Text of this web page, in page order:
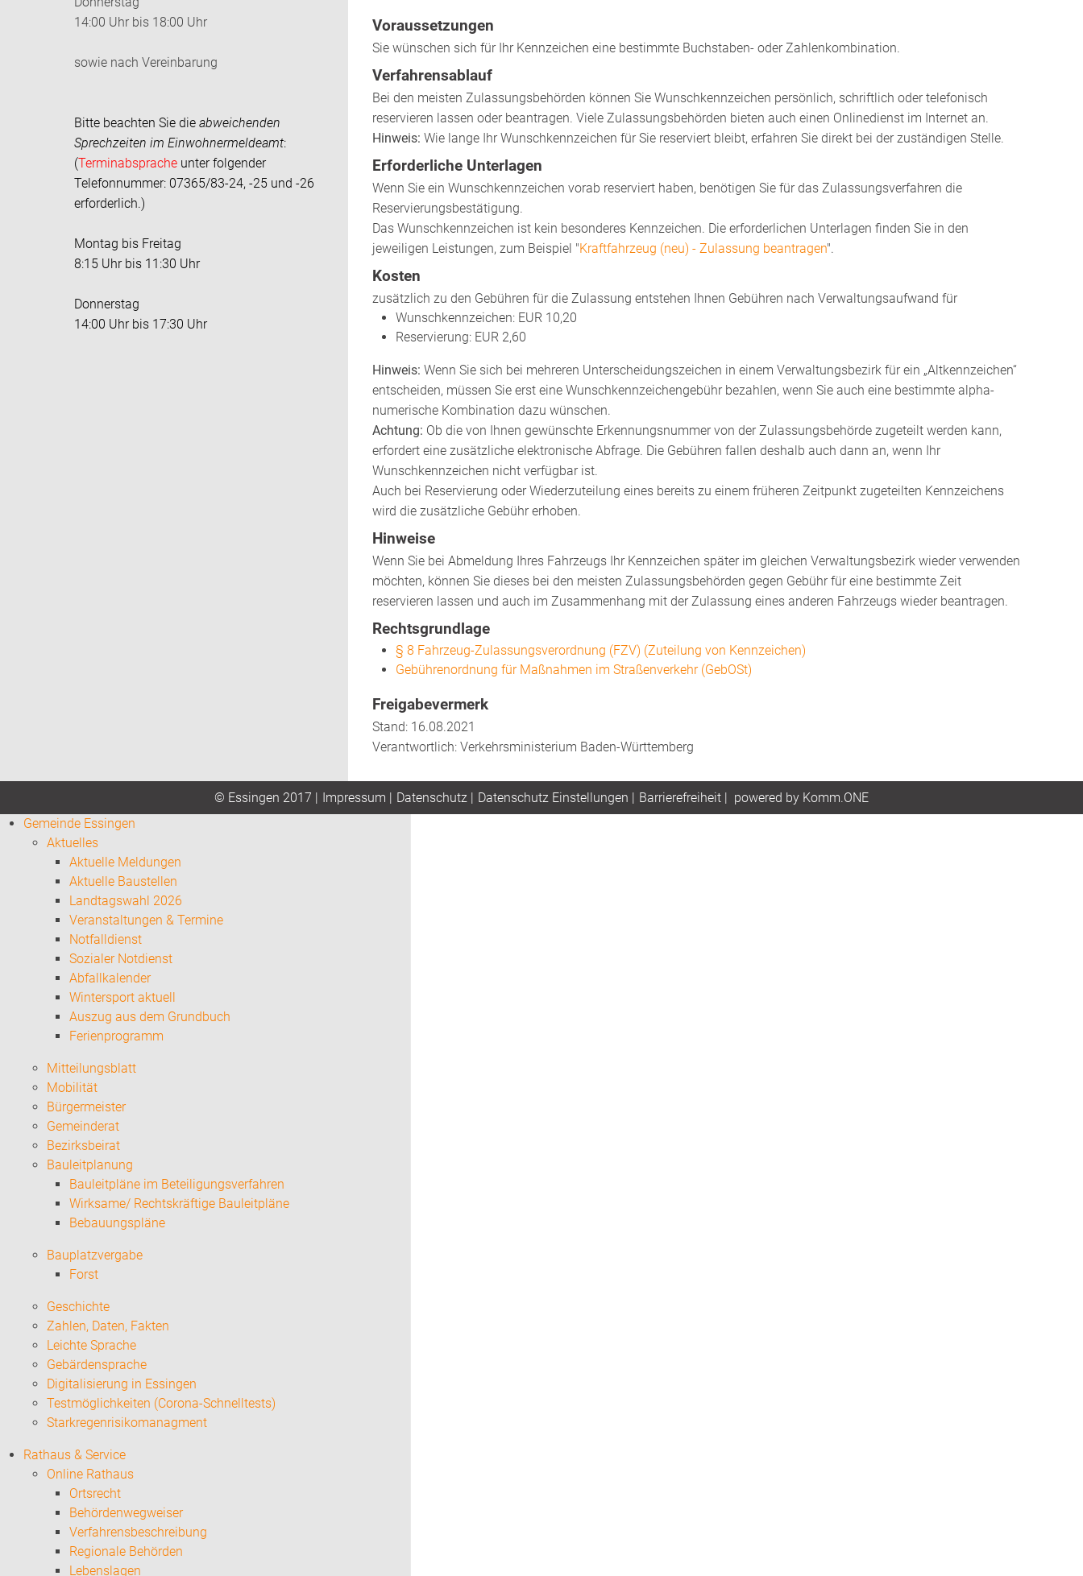
14:00 Uhr bis 18:00 Uhr
sowie nach Vereinbarung
Bitte beachten Sie die abweichenden
Sprechzeiten im Einwohnermeldeamt:
(Terminabsprache unter folgender
Telefonnummer: 07365/83-24, -25 und -26
erforderlich.)
Montag bis Freitag
8:15 Uhr bis 11:30 Uhr
Donnerstag
14:00 Uhr bis 17:30 Uhr
Voraussetzungen
Sie wünschen sich für Ihr Kennzeichen eine bestimmte Buchstaben- oder Zahlenkombination.
Verfahrensablauf
Bei den meisten Zulassungsbehörden können Sie Wunschkennzeichen persönlich, schriftlich oder telefonisch
reservieren lassen oder beantragen. Viele Zulassungsbehörden bieten auch einen Onlinedienst im Internet an.
Hinweis: Wie lange Ihr Wunschkennzeichen für Sie reserviert bleibt, erfahren Sie direkt bei der zuständigen Stelle.
Erforderliche Unterlagen
Wenn Sie ein Wunschkennzeichen vorab reserviert haben, benötigen Sie für das Zulassungsverfahren die
Reservierungsbestätigung.
Das Wunschkennzeichen ist kein besonderes Kennzeichen. Die erforderlichen Unterlagen finden Sie in den
jeweiligen Leistungen, zum Beispiel "Kraftfahrzeug (neu) - Zulassung beantragen".
Kosten
zusätzlich zu den Gebühren für die Zulassung entstehen Ihnen Gebühren nach Verwaltungsaufwand für
Wunschkennzeichen: EUR 10,20
Reservierung: EUR 2,60
Hinweis: Wenn Sie sich bei mehreren Unterscheidungszeichen in einem Verwaltungsbezirk für ein „Altkennzeichen“
entscheiden, müssen Sie erst eine Wunschkennzeichengebühr bezahlen, wenn Sie auch eine bestimmte alpha-
numerische Kombination dazu wünschen.
Achtung: Ob die von Ihnen gewünschte Erkennungsnummer von der Zulassungsbehörde zugeteilt werden kann,
erfordert eine zusätzliche elektronische Abfrage. Die Gebühren fallen deshalb auch dann an, wenn Ihr
Wunschkennzeichen nicht verfügbar ist.
Auch bei Reservierung oder Wiederzuteilung eines bereits zu einem früheren Zeitpunkt zugeteilten Kennzeichens
wird die zusätzliche Gebühr erhoben.
Hinweise
Wenn Sie bei Abmeldung Ihres Fahrzeugs Ihr Kennzeichen später im gleichen Verwaltungsbezirk wieder verwenden
möchten, können Sie dieses bei den meisten Zulassungsbehörden gegen Gebühr für eine bestimmte Zeit
reservieren lassen und auch im Zusammenhang mit der Zulassung eines anderen Fahrzeugs wieder beantragen.
Rechtsgrundlage
§ 8 Fahrzeug-Zulassungsverordnung (FZV) (Zuteilung von Kennzeichen)
Gebührenordnung für Maßnahmen im Straßenverkehr (GebOSt)
Freigabevermerk
Stand: 16.08.2021
Verantwortlich: Verkehrsministerium Baden-Württemberg
© Essingen 2017 | Impressum | Datenschutz | Datenschutz Einstellungen | Barrierefreiheit | powered by Komm.ONE
Gemeinde Essingen
Aktuelles
Aktuelle Meldungen
Aktuelle Baustellen
Landtagswahl 2026
Veranstaltungen & Termine
Notfalldienst
Sozialer Notdienst
Abfallkalender
Wintersport aktuell
Auszug aus dem Grundbuch
Ferienprogramm
Mitteilungsblatt
Mobilität
Bürgermeister
Gemeinderat
Bezirksbeirat
Bauleitplanung
Bauleitpläne im Beteiligungsverfahren
Wirksame/ Rechtskräftige Bauleitpläne
Bebauungspläne
Bauplatzvergabe
Forst
Geschichte
Zahlen, Daten, Fakten
Leichte Sprache
Gebärdensprache
Digitalisierung in Essingen
Testmöglichkeiten (Corona-Schnelltests)
Starkregenrisikomanagment
Rathaus & Service
Online Rathaus
Ortsrecht
Behördenwegweiser
Verfahrensbeschreibung
Regionale Behörden
Lebenslagen